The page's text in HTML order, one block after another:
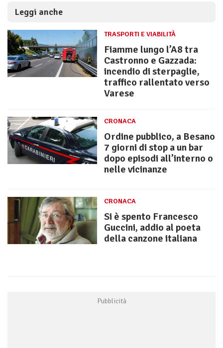
Leggi anche
TRASPORTI E VIABILITÀ
Fiamme lungo l’A8 tra
Castronno e Gazzada:
incendio di sterpaglie,
traffico rallentato verso
Varese
CRONACA
Ordine pubblico, a Besano
7 giorni di stop a un bar
dopo episodi all’interno o
nelle vicinanze
CRONACA
Si è spento Francesco
Guccini, addio al poeta
della canzone italiana